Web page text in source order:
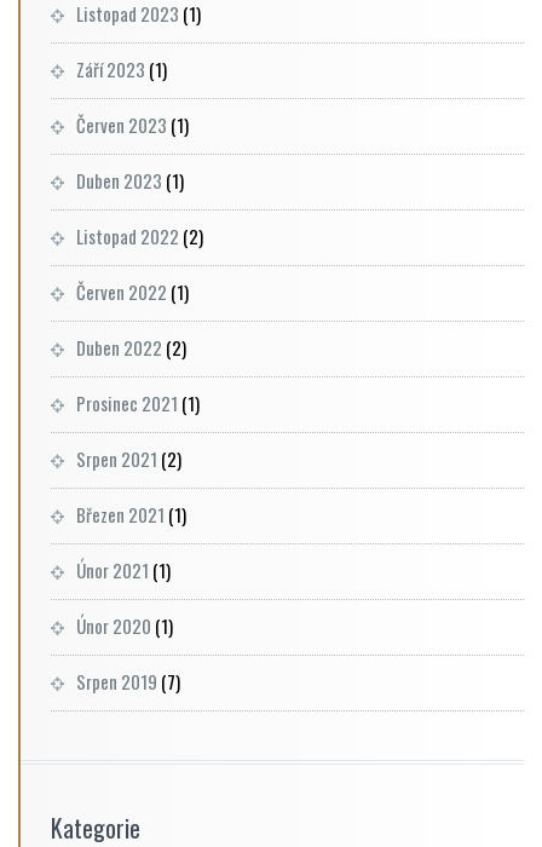
Listopad 2023 (1)
Září 2023 (1)
Červen 2023 (1)
Duben 2023 (1)
Listopad 2022 (2)
Červen 2022 (1)
Duben 2022 (2)
Prosinec 2021 (1)
Srpen 2021 (2)
Březen 2021 (1)
Únor 2021 (1)
Únor 2020 (1)
Srpen 2019 (7)
Kategorie